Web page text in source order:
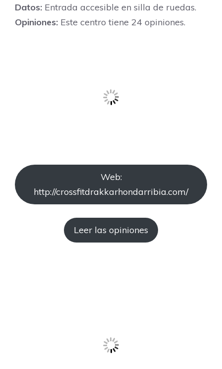
Datos: Entrada accesible en silla de ruedas.
Opiniones: Este centro tiene 24 opiniones.
Web:
http://crossfitdrakkarhondarribia.com/
Leer las opiniones